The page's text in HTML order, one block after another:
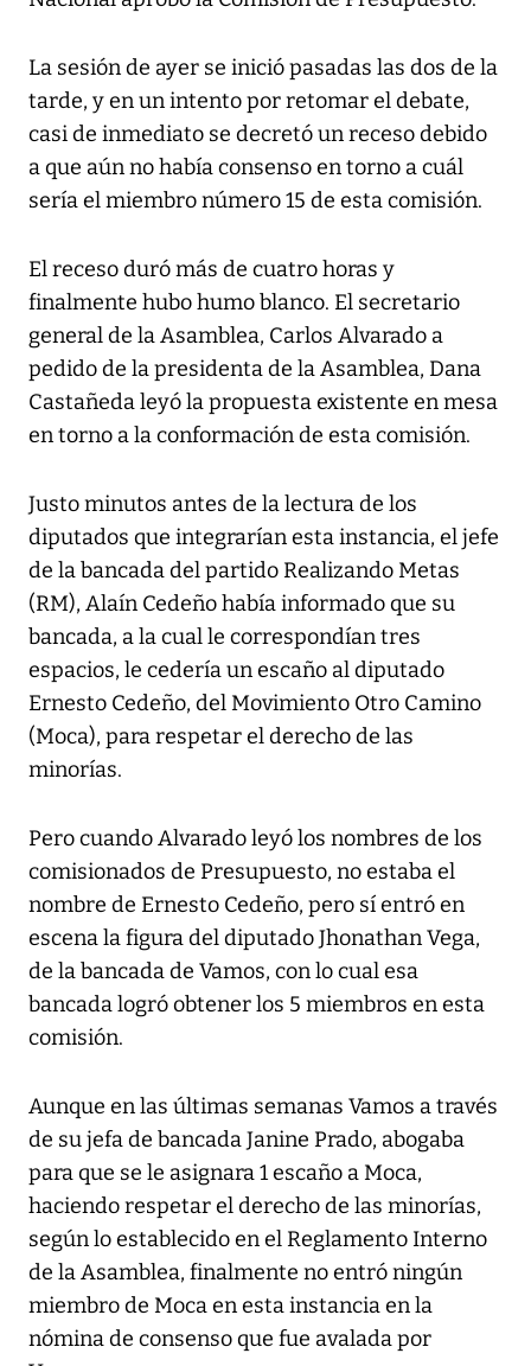
La sesión de ayer se inició pasadas las dos de la
tarde, y en un intento por retomar el debate,
casi de inmediato se decretó un receso debido
a que aún no había consenso en torno a cuál
sería el miembro número 15 de esta comisión.
El receso duró más de cuatro horas y
finalmente hubo humo blanco. El secretario
general de la Asamblea, Carlos Alvarado a
pedido de la presidenta de la Asamblea, Dana
Castañeda leyó la propuesta existente en mesa
en torno a la conformación de esta comisión.
Justo minutos antes de la lectura de los
diputados que integrarían esta instancia, el jefe
de la bancada del partido Realizando Metas
(RM), Alaín Cedeño había informado que su
bancada, a la cual le correspondían tres
espacios, le cedería un escaño al diputado
Ernesto Cedeño, del Movimiento Otro Camino
(Moca), para respetar el derecho de las
minorías.
Pero cuando Alvarado leyó los nombres de los
comisionados de Presupuesto, no estaba el
nombre de Ernesto Cedeño, pero sí entró en
escena la figura del diputado Jhonathan Vega,
de la bancada de Vamos, con lo cual esa
bancada logró obtener los 5 miembros en esta
comisión.
Aunque en las últimas semanas Vamos a través
de su jefa de bancada Janine Prado, abogaba
para que se le asignara 1 escaño a Moca,
haciendo respetar el derecho de las minorías,
según lo establecido en el Reglamento Interno
de la Asamblea, finalmente no entró ningún
miembro de Moca en esta instancia en la
nómina de consenso que fue avalada por